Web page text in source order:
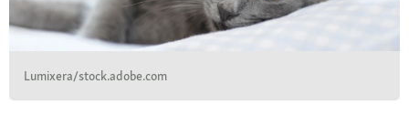
Lumixera/stock.adobe.com